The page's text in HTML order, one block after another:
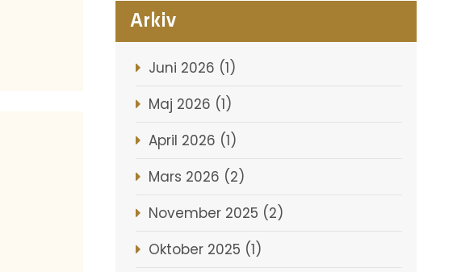
Arkiv
Juni 2026 (1)
Maj 2026 (1)
April 2026 (1)
Mars 2026 (2)
November 2025 (2)
Oktober 2025 (1)